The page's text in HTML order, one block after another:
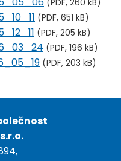
(PDF, 260 kB)
(PDF, 651 kB)
(PDF, 205 kB)
(PDF, 196 kB)
(PDF, 203 kB)